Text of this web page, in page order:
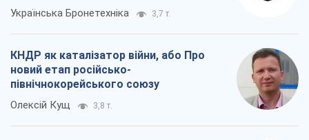
Українська Бронетехніка 3,7 т.
КНДР як каталізатор війни, або Про
новий етап російсько-
північнокорейського союзу
Олексій Кущ 3,8 т.